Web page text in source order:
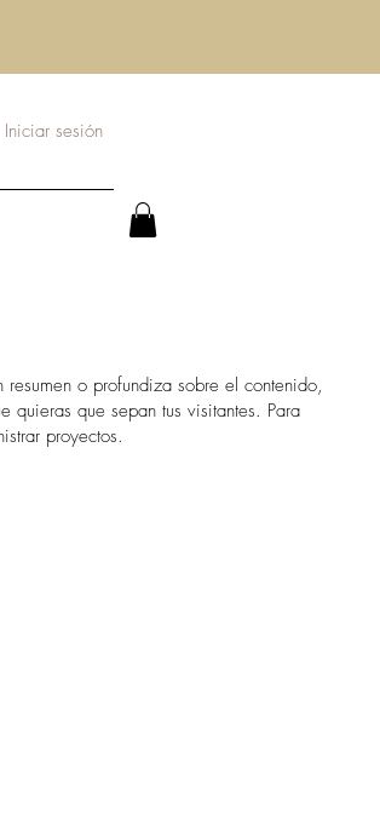
Iniciar sesión
o profundiza sobre el contenido,
que sepan tus visitantes. Para
proyectos.